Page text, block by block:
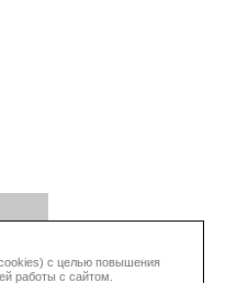
с целью повышения
работы с сайтом.